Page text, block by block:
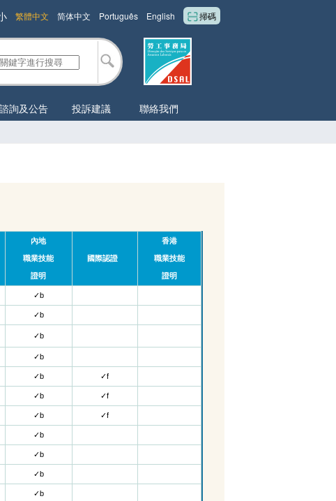
掃碼
English
Português
简体中文
繁體中文
諮詢及公告 投訴建議 聯絡我們
內地
職業技能
證明
國際認證
香港
職業技能
證明
✓b
✓b
✓b
✓b
✓b ✓f
✓b ✓f
✓b ✓f
✓b
✓b
✓b
✓b